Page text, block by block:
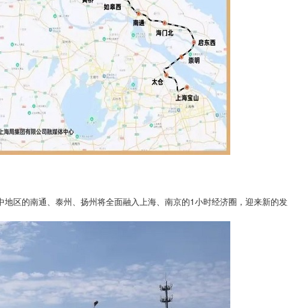
区的南通、泰州、扬州将全面融入上海、南京的1小时经济圈，迎来新的发